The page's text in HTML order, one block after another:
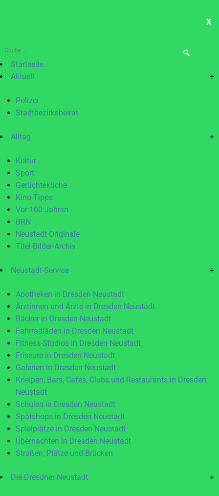
X
Suche
nach:Startseite
Aktuell
+
Polizei
Stadtbezirksbeirat
Alltag +
Kultur
Sport
Gerüchteküche
Kino-Tipps
Vor 100 Jahren
BRN
Neustadt Originale
Titel-Bilder-Archiv
Neustadt-Service +
Apotheken in Dresden Neustadt
Ärztinnen und Ärzte in Dresden Neustadt
Bäcker in Dresden Neustadt
Fahrradläden in Dresden Neustadt
Fitness-Studios in Dresden Neustadt
Friseure in Dresden Neustadt
Galerien in Dresden Neustadt
Kneipen, Bars, Cafés, Clubs und Restaurants in Dresden
Neustadt
Schulen in Dresden Neustadt
Spätshops in Dresden Neustadt
Spielplätze in Dresden Neustadt
Übernachten in Dresden Neustadt
Straßen, Plätze und Brücken
Die Dresdner Neustadt +